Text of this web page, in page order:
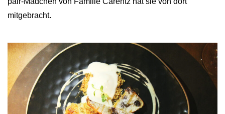
mitgebracht.